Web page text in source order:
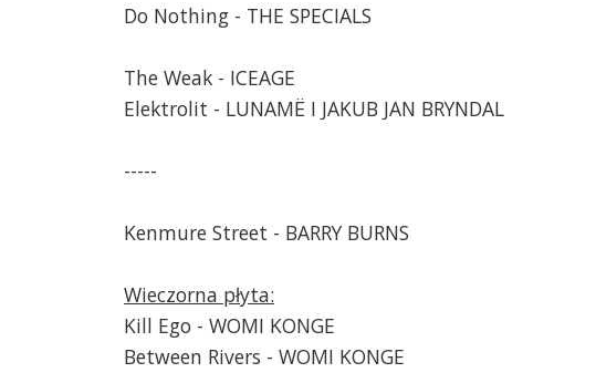
Do Nothing - THE SPECIALS
The Weak - ICEAGE
Elektrolit - LUNAMË I JAKUB JAN BRYNDAL
-----
Kenmure Street - BARRY BURNS
Wieczorna płyta:
Kill Ego - WOMI KONGE
Between Rivers - WOMI KONGE